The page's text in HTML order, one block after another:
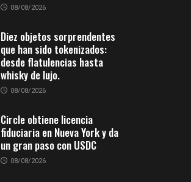
08/08/2026
Diez objetos sorprendentes
que han sido tokenizados:
desde flatulencias hasta
whisky de lujo.
08/08/2026
Circle obtiene licencia
fiduciaria en Nueva York y da
un gran paso con USDC
08/08/2026